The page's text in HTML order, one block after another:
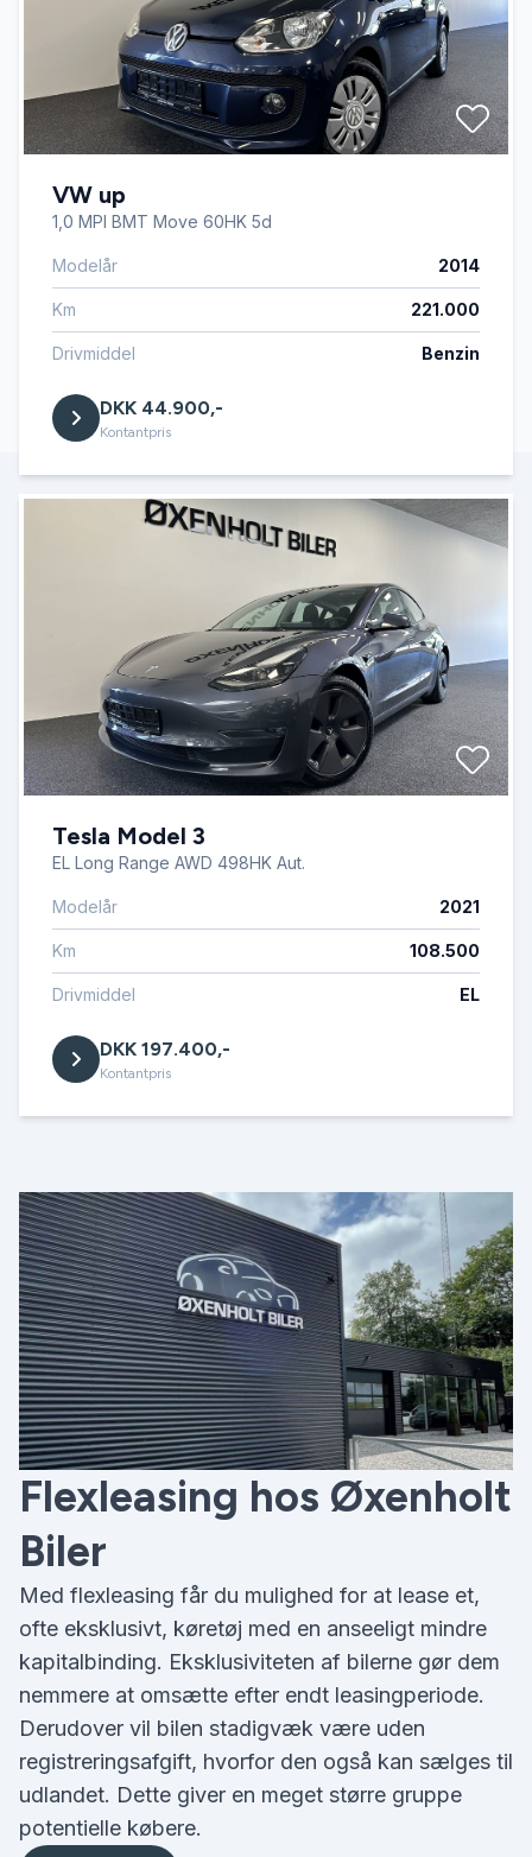
VW up
1,0 MPI BMT Move 60HK 5d
Modelår 2014
Km 221.000
Drivmiddel Benzin
DKK 44.900,-
Kontantpris
Tesla Model 3
EL Long Range AWD 498HK Aut.
Modelår 2021
Km 108.500
Drivmiddel EL
DKK 197.400,-
Kontantpris
Flexleasing hos Øxenholt
Biler
Med flexleasing får du mulighed for at lease et,
ofte eksklusivt, køretøj med en anseeligt mindre
kapitalbinding. Eksklusiviteten af bilerne gør dem
nemmere at omsætte efter endt leasingperiode.
Derudover vil bilen stadigvæk være uden
registreringsafgift, hvorfor den også kan sælges til
udlandet. Dette giver en meget større gruppe
potentielle købere.